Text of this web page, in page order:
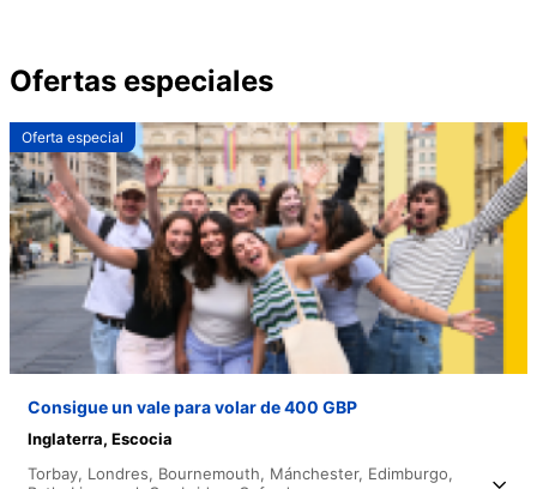
Ofertas especiales
Oferta especial
Consigue un vale para volar de 400 GBP
Inglaterra, Escocia
Torbay, Londres, Bournemouth, Mánchester, Edimburgo,